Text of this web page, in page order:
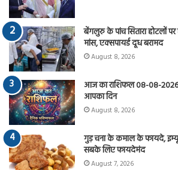
बेंगलुरु के पांच सितारा होटलों पर
मांस, एक्सपायर्ड दूध बरामद
August 8, 2026
आज का राशिफल 08-08-
आपका दिन
August 8, 2026
गुड़ चना के कमाल के फायदे,
सबके लिए फायदेमंद
August 7, 2026